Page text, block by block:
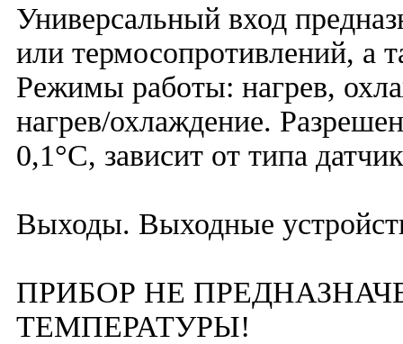
Универсальный вход
или термосопротивлений, а
Режимы работы: нагрев,
нагрев/охлаждение.
0,1°С, зависит от типа
Выходы. Выходные
ПРИБОР НЕ
ТЕМПЕРАТУРЫ!